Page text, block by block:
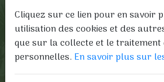
Cliquez sur ce lien pour en savoir
utilisation des cookies et des
que sur la collecte et le traitement
personnelles. En savoir plus sur